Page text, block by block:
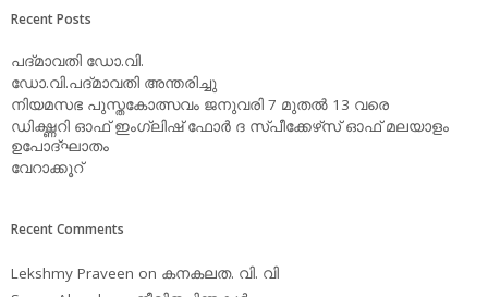
Recent Posts
പദ്മാവതി ഡോ.വി.
ഡോ.വി.പദ്മാവതി അന്തരിച്ചു
നിയമസഭ പുസ്തകോത്സവം ജനുവരി 7 മുതല്‍ 13 വരെ
ഡിക്ഷ്ണറി ഓഫ് ഇംഗ്ലിഷ് ഫോര്‍ ദ സ്പീക്കേഴ്‌സ് ഓഫ് മലയാളം
ഉപോദ്ഘാതം
വേറാക്കൂറ്
Recent Comments
Lekshmy Praveen on കനകലത. വി. വി